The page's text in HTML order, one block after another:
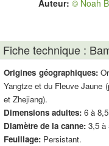
Auteur: © Noah
Fiche technique :
Origines géographiques:
Yangtze et du Fleuve Jaune
et Zhejiang).
Dimensions adultes: 6 à
Diamètre de la canne: 3,5 à
Feuillage: Persistant.